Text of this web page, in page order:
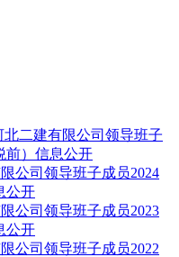
二建有限公司领导班子
前）信息公开
公司领导班子成员2024
公开
公司领导班子成员2023
公开
公司领导班子成员2022